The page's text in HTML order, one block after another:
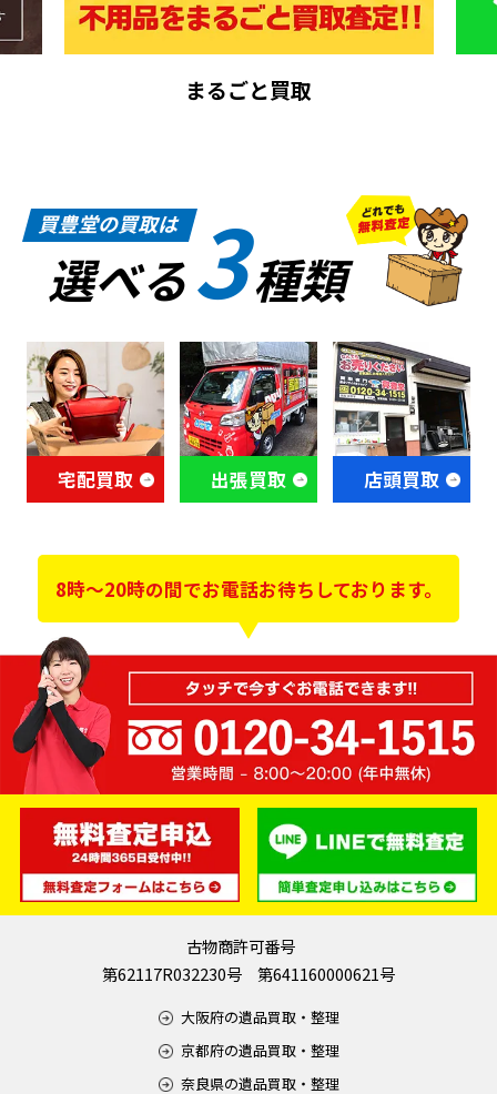
まるごと買取
買豊堂の買取は
選べる3種類
宅配買取 出張買取 店頭買取
8時～20時の間でお電話お待ちしております。
古物商許可番号
第62117R032230号 第641160000621号
大阪府の遺品買取・整理
京都府の遺品買取・整理
奈良県の遺品買取・整理